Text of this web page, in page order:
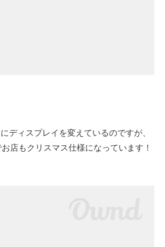
ディスプレイを変えているのですが、
店もクリスマス仕様になっています！